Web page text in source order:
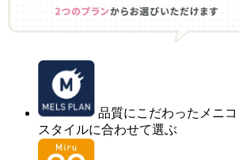
品質にこだわったメニ
スタイルに合わせて選ぶ